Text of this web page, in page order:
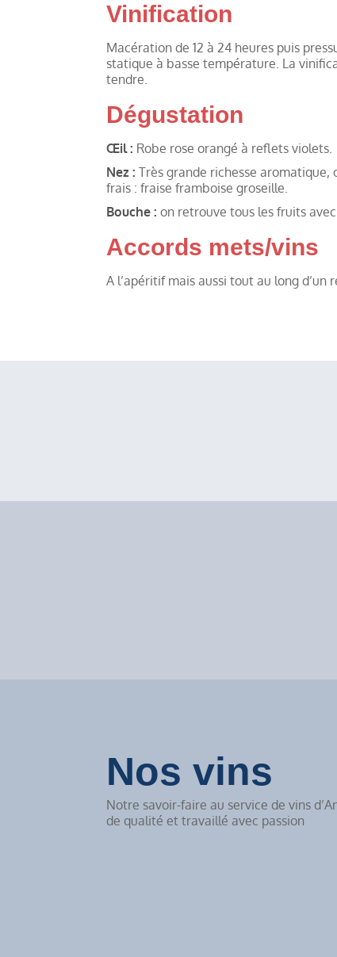
Vinification
Macération de 12 à 24 heures puis
statique à basse température. La
tendre.
Dégustation
Œil : Robe rose orangé à reflets violets.
Nez : Très grande richesse
frais : fraise framboise groseille.
Bouche : on retrouve tous les fruits
Accords mets/vins
A l’apéritif mais aussi tout au long d’un
Nos vins
Notre savoir-faire au service de vins
de qualité et travaillé avec passion